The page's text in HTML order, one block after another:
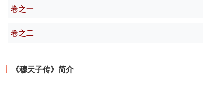
卷之一
卷之二
《穆天子传》简介